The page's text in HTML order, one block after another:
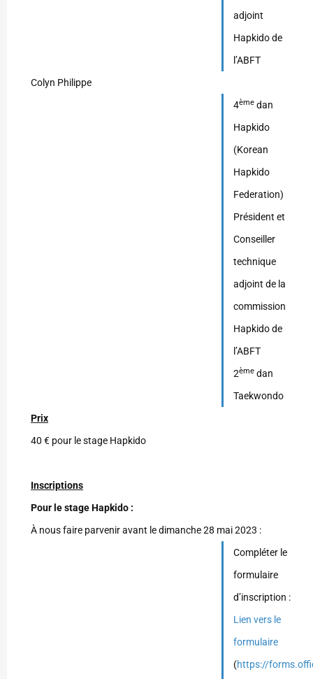
adjoint
Hapkido de
l’ABFT
Colyn Philippe
4ème dan
Hapkido
(Korean
Hapkido
Federation)
Président et
Conseiller
technique
adjoint de la
commission
Hapkido de
l’ABFT
2ème dan
Taekwondo
Prix
40 € pour le stage Hapkido
Inscriptions
Pour le stage Hapkido :
À nous faire parvenir avant le dimanche 28 mai 2023 :
Compléter le
formulaire
d’inscription :
Lien vers le
formulaire
(https://